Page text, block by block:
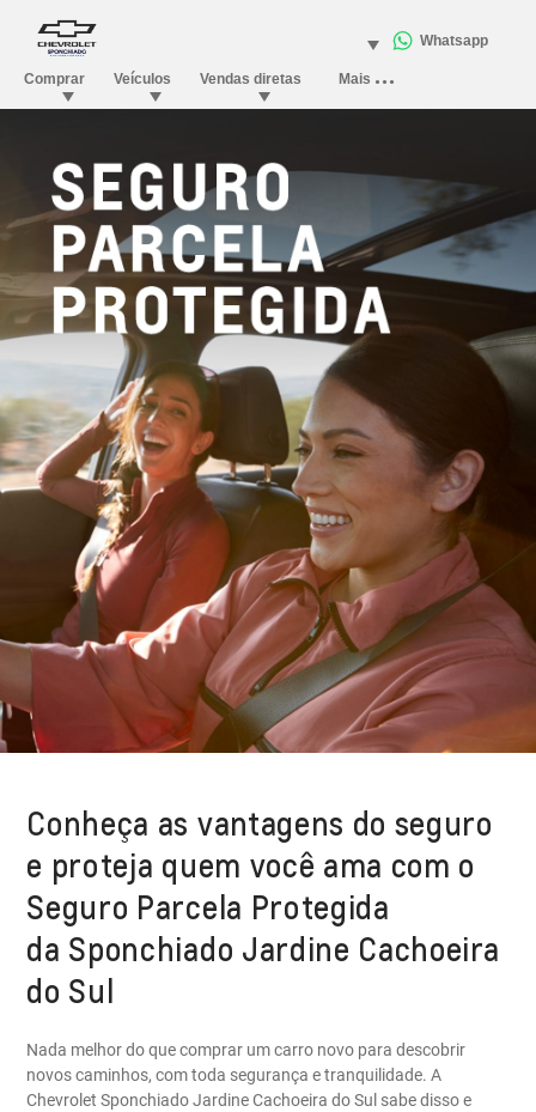
Conheça as vantagens do seguro
e proteja quem você ama com o
Seguro Parcela Protegida
da Sponchiado Jardine Cachoeira
do Sul
Nada melhor do que comprar um carro novo para descobrir
novos caminhos, com toda segurança e tranquilidade. A
Chevrolet Sponchiado Jardine Cachoeira do Sul sabe disso e